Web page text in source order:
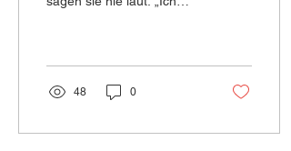
kommen
48 0